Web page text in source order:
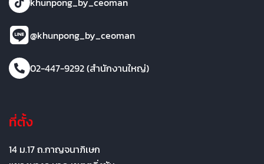
@khunpong_by_ceoman
02-447-9292 (สำนักงานใหญ่)
ที่ตั้ง
14 ม.17 ถ.กาญจนาภิเษก